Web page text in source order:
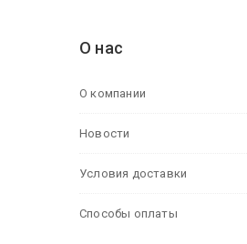
О нас
О компании
Новости
Условия доставки
Способы оплаты